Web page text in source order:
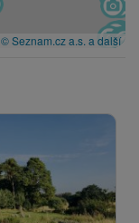
© Seznam.cz a.s. a další